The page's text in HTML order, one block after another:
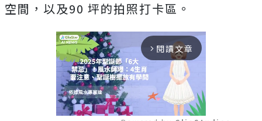
空間，以及90 坪的拍照打卡區。
arrow_forward_ios 閱讀文章